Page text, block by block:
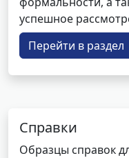
успешное
Перейти в раздел
Справки
Образцы справок